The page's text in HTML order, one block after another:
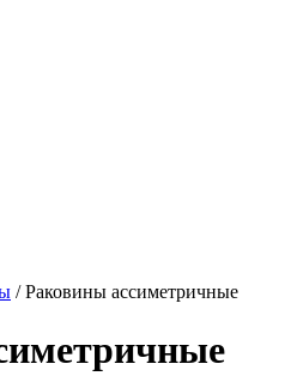
/Раковины ассиметричные